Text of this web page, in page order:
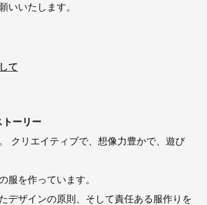
いいたします。
て
ーリー
クリエイティブで、想像力豊かで、遊び
服を作っています。
デザインの原則、そして責任ある服作りを